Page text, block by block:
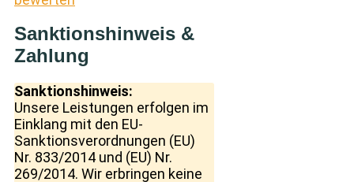
Sanktionshinweis &
Zahlung
Sanktionshinweis:
Unsere Leistungen erfolgen im
Einklang mit den EU-
Sanktionsverordnungen (EU)
Nr. 833/2014 und (EU) Nr.
269/2014. Wir erbringen keine